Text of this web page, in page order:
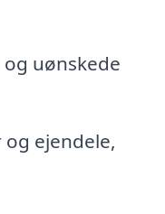
uønskede
ejendele,